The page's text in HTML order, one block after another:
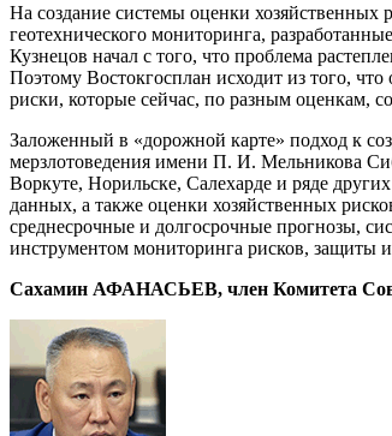
На создание системы оценки хозяйственных
геотехнического мониторинга,
Кузнецов начал с того, что проблема
Поэтому Востокгосплан исходит из того,
риски, которые сейчас, по разным оценкам,
Заложенный в «дорожной карте» подход к
мерзлотоведения имени П. И. Мельникова
Воркуте, Норильске, Салехарде и ряде
данных, а также оценки хозяйственных
среднесрочные и долгосрочные прогнозы,
инструментом мониторинга рисков, защиты
Сахамин АФАНАСЬЕВ, член Комитета